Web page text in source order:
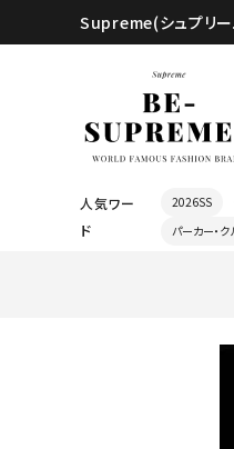
Supreme(シュプリ
人気ワー
ド
2026SS
パーカー・